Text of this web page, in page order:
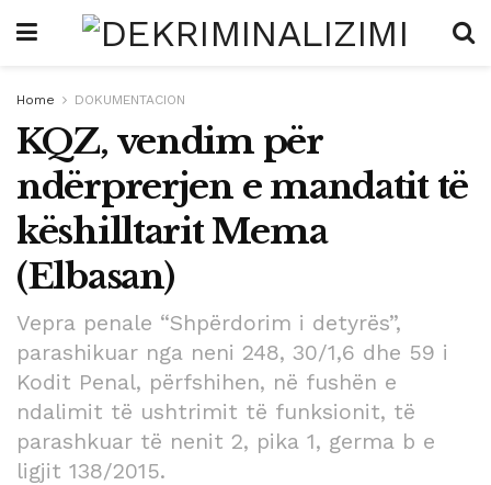
Home DOKUMENTACION
KQZ, vendim për
ndërprerjen e mandatit të
këshilltarit Mema
(Elbasan)
Vepra penale “Shpërdorim i detyrës”,
parashikuar nga neni 248, 30/1,6 dhe 59 i
Kodit Penal, përfshihen, në fushën e
ndalimit të ushtrimit të funksionit, të
parashkuar të nenit 2, pika 1, germa b e
ligjit 138/2015.